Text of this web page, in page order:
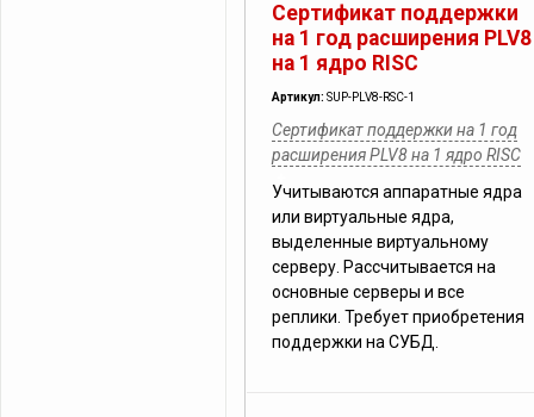
Сертификат поддержки
на 1 год расширения PLV8
на 1 ядро RISC
Артикул: SUP-PLV8-RSC-1
Сертификат поддержки на 1 год
расширения PLV8 на 1 ядро RISC
Учитываются аппаратные ядра
или виртуальные ядра,
выделенные виртуальному
серверу. Рассчитывается на
основные серверы и все
реплики. Требует приобретения
поддержки на СУБД.